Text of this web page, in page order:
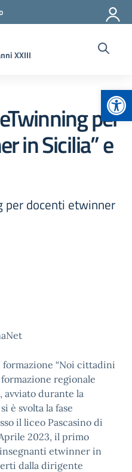
XXIII
per
in Sicilia” e
per docenti etwinner
formazione “Noi cittadini
regionale
avviato durante la
è svolta la fase
il liceo Pascasino di
2023, il primo
etwinner in
dalla dirigente